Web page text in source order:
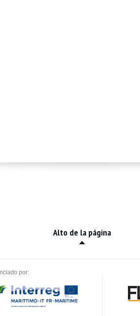
Alto de la página
por: